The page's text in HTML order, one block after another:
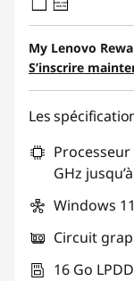
100W-140W
USB PD
My Lenovo
S’inscrire
Les
Processeur
GHz
Windows
Circuit
16 Go